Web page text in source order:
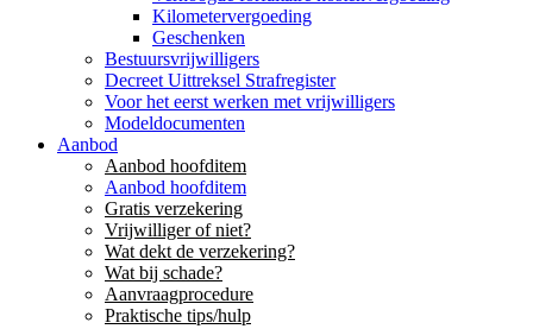
Kilometervergoeding
Geschenken
Bestuursvrijwilligers
Decreet Uittreksel Strafregister
Voor het eerst werken met vrijwilligers
Modeldocumenten
Aanbod
Aanbod hoofditem
Aanbod hoofditem
Gratis verzekering
Vrijwilliger of niet?
Wat dekt de verzekering?
Wat bij schade?
Aanvraagprocedure
Praktische tips/hulp